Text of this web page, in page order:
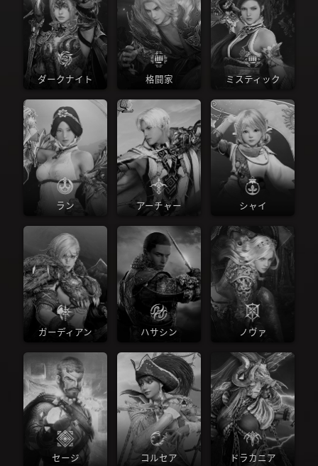
ダークナイト 格闘家 ミスティック
ラン アーチャー シャイ
ガーディアン ハサシン ノヴァ
セージ コルセア ドラカニア